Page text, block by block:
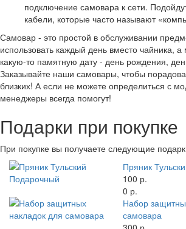
подключение самовара к сети.
кабели, которые часто называют
Самовар - это простой в обслуживании
использовать каждый день вместо чайника,
какую-то памятную дату - день рождения,
Заказывайте наши самовары, чтобы
близких! А если не можете определиться с
менеджеры всегда помогут!
Подарки при покупке
При покупке вы получаете следующие
Пряник
100 р.
0 р.
Набор
самовара